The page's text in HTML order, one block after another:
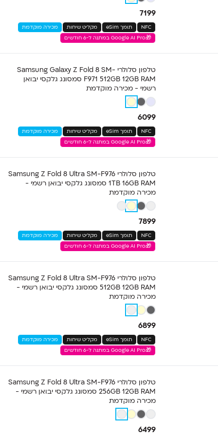
7199
NFC תומך eSim מקליט שיחות
מכירה מוקדמת
🎁Google AI Pro במתנה ל-6 חודשים
טלפון סלולרי Samsung Galaxy Z Fold 8 SM-
F971 512GB 12GB RAM סמסונג גלקסי יבואן
רשמי - מכירה מוקדמת
6099
NFC תומך eSim מקליט שיחות
מכירה מוקדמת
🎁Google AI Pro במתנה ל-6 חודשים
טלפון סלולרי Samsung Z Fold 8 Ultra SM-F976
1TB 16GB RAM סמסונג גלקסי יבואן רשמי -
מכירה מוקדמת
7899
NFC תומך eSim מקליט שיחות
מכירה מוקדמת
🎁Google AI Pro במתנה ל-6 חודשים
טלפון סלולרי Samsung Z Fold 8 Ultra SM-F976
512GB 12GB RAM סמסונג גלקסי יבואן רשמי -
מכירה מוקדמת
6899
NFC תומך eSim מקליט שיחות
מכירה מוקדמת
🎁Google AI Pro במתנה ל-6 חודשים
טלפון סלולרי Samsung Z Fold 8 Ultra SM-F976
256GB 12GB RAM סמסונג גלקסי יבואן רשמי -
מכירה מוקדמת
6499